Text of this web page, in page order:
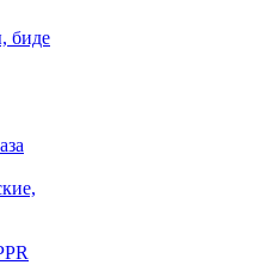
биде